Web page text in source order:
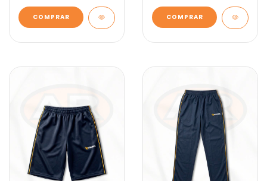
COMPRAR COMPRAR